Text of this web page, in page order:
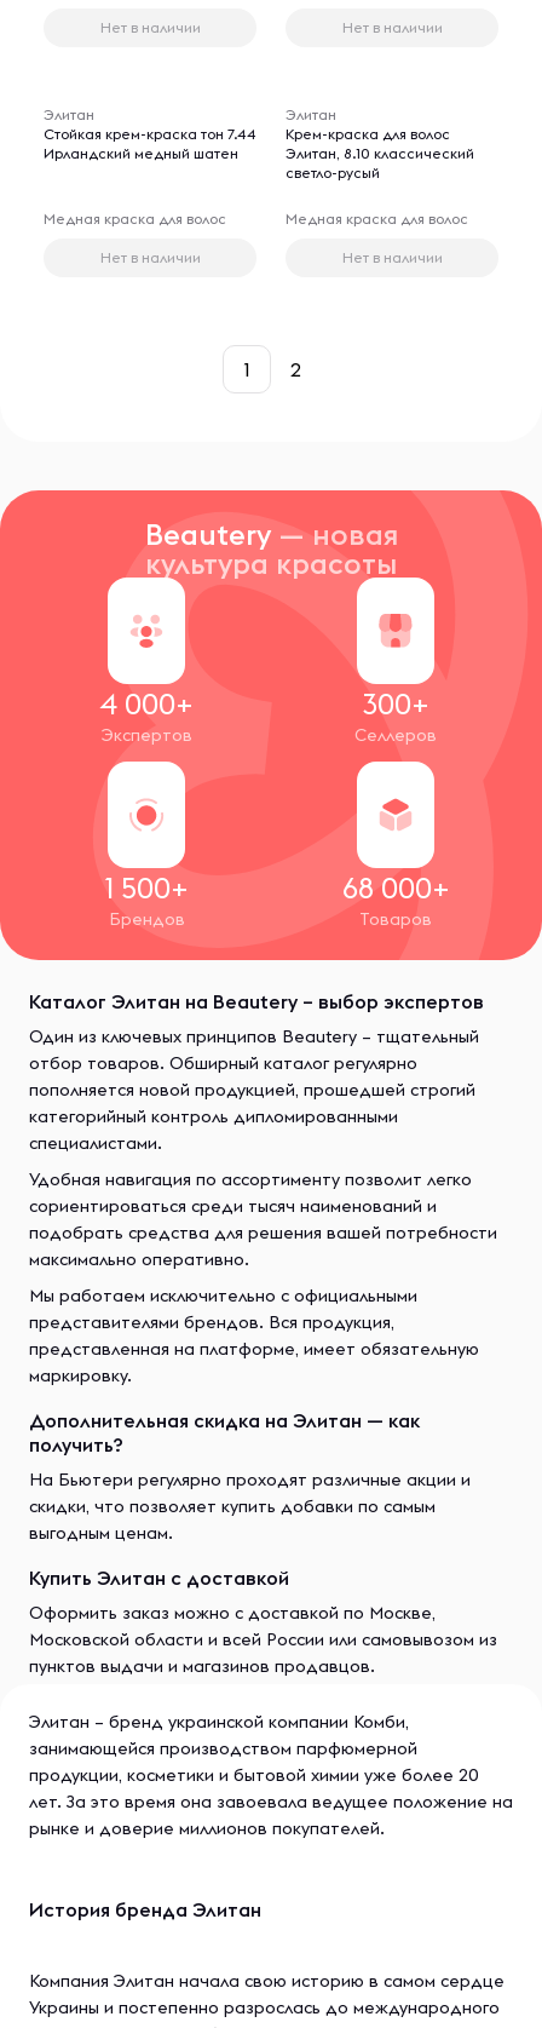
Нет в наличии Нет в наличии
Элитан
Стойкая крем-краска тон 7.44
Ирландский медный шатен
Медная краска для волос
Нет в наличии
Элитан
Крем-краска для волос
Элитан, 8.10 классический
светло-русый
Медная краска для волос
Нет в наличии
1 2
Beautery — новая
культура красоты
4 000+
Экспертов
300+
Селлеров
1 500+
Брендов
68 000+
Товаров
Каталог Элитан на Beautery – выбор экспертов
Один из ключевых принципов Beautery – тщательный
отбор товаров. Обширный каталог регулярно
пополняется новой продукцией, прошедшей строгий
категорийный контроль дипломированными
специалистами.
Удобная навигация по ассортименту позволит легко
сориентироваться среди тысяч наименований и
подобрать средства для решения вашей потребности
максимально оперативно.
Мы работаем исключительно с официальными
представителями брендов. Вся продукция,
представленная на платформе, имеет обязательную
маркировку.
Дополнительная скидка на Элитан — как
получить?
На Бьютери регулярно проходят различные акции и
скидки, что позволяет купить добавки по самым
выгодным ценам.
Купить Элитан с доставкой
Оформить заказ можно с доставкой по Москве,
Московской области и всей России или самовывозом из
пунктов выдачи и магазинов продавцов.
Элитан – бренд украинской компании Комби,
занимающейся производством парфюмерной
продукции, косметики и бытовой химии уже более 20
лет. За это время она завоевала ведущее положение на
рынке и доверие миллионов покупателей.
История бренда Элитан
Компания Элитан начала свою историю в самом сердце
Украины и постепенно разрослась до международного